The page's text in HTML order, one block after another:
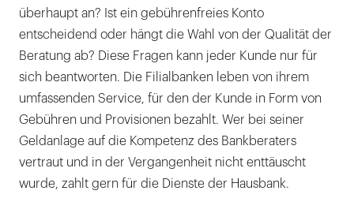
überhaupt an? Ist ein gebührenfreies Konto
entscheidend oder hängt die Wahl von der Qualität der
Beratung ab? Diese Fragen kann jeder Kunde nur für
sich beantworten. Die Filialbanken leben von ihrem
umfassenden Service, für den der Kunde in Form von
Gebühren und Provisionen bezahlt. Wer bei seiner
Geldanlage auf die Kompetenz des Bankberaters
vertraut und in der Vergangenheit nicht enttäuscht
wurde, zahlt gern für die Dienste der Hausbank.